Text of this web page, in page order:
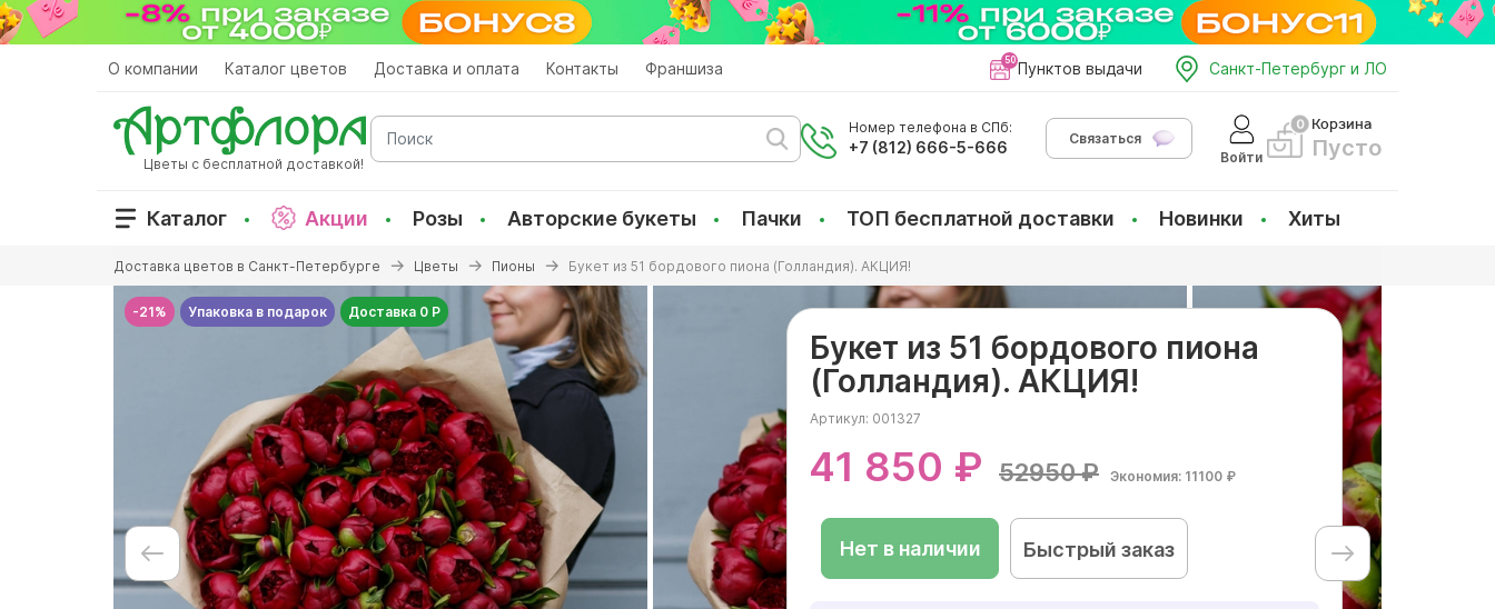
Перейти
к
О компании Каталог цветов Доставка и оплата Контакты Франшиза Пунктов выдачи Санкт-Петербург и ЛО
Цветы с бесплатной доставкой!
Поиск
Номер телефона в СПб:
+7 (812) 666-5-666
Связаться
Войти
Корзина
Пусто
Каталог Акции Розы Авторские букеты Пачки ТОП бесплатной доставки Новинки Хиты
здесь
Доставка цветов в Санкт-Петербурге Цветы Пионы Букет из 51 бордового пиона (Голландия). АКЦИЯ!
-21% Упаковка в подарок Доставка 0 Р
Букет из 51 бордового пиона
(Голландия). АКЦИЯ!
Артикул: 001327
41 850 ₽ 52950 ₽ Экономия: 11100 ₽
Нет в наличии Быстрый заказ